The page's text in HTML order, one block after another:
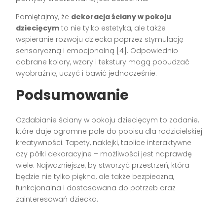
Pamiętajmy, że dekoracja ściany w pokoju
dziecięcym to nie tylko estetyka, ale także
wspieranie rozwoju dziecka poprzez stymulację
sensoryczną i emocjonalną [4]. Odpowiednio
dobrane kolory, wzory i tekstury mogą pobudzać
wyobraźnię, uczyć i bawić jednocześnie.
Podsumowanie
Ozdabianie ściany w pokoju dziecięcym to zadanie,
które daje ogromne pole do popisu dla rodzicielskiej
kreatywności. Tapety, naklejki, tablice interaktywne
czy półki dekoracyjne – możliwości jest naprawdę
wiele. Najważniejsze, by stworzyć przestrzeń, która
będzie nie tylko piękna, ale także bezpieczna,
funkcjonalna i dostosowana do potrzeb oraz
zainteresowań dziecka.